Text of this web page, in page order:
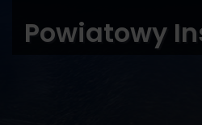
Powiatowy